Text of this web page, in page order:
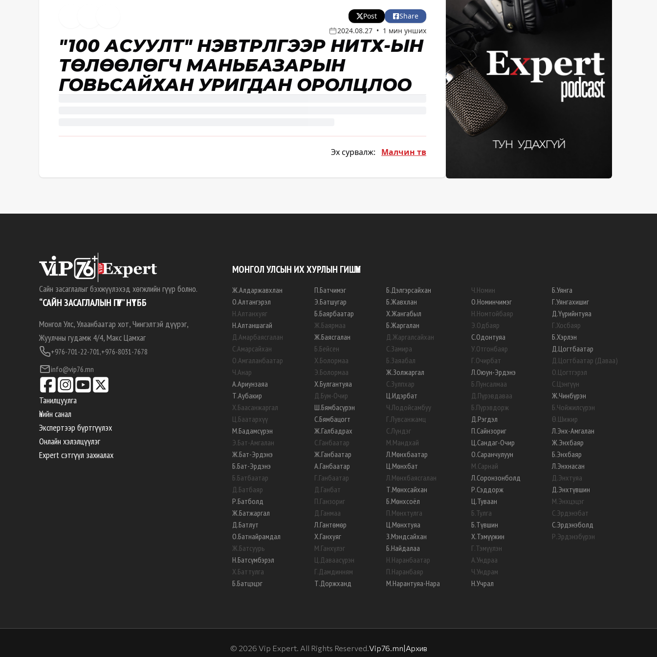
Post
Share
2024.08.27 • 1 мин унших
"100 АСУУЛТ" НЭВТРҮҮЛГЭЭР НИТХ-ЫН
ТӨЛӨӨЛӨГЧ МАНЬБАЗАРЫН
ГОВЬСАЙХАН УРИГДАН ОРОЛЦЛОО
Эх сурвалж: Малчин тв
Сайн засаглалыг бэхжүүлэхэд хөгжлийн гүүр болно.
“САЙН ЗАСАГЛАЛЫН ГҮҮР” НҮТББ
Монгол Улс, Улаанбаатар хот, Чингэлтэй дүүрэг,
Жуулчны гудамж 4/4, Макс Цамхаг
+976-701-22-701,+976-8031-7678
info@vip76.mn
Танилцуулга
Үнийн санал
Экспертээр бүртгүүлэх
Онлайн хэлэлцүүлэг
Expert сэтгүүл захиалах
МОНГОЛ УЛСЫН ИХ ХУРЛЫН ГИШҮҮН
Ж.Алдаржавхлан
О.Алтангэрэл
Н.Алтанхуяг
Н.Алтаншагай
Д.Амарбаясгалан
С.Амарсайхан
О.Амгаланбаатар
Ч.Анар
А.Ариунзаяа
Т.Аубакир
Х.Баасанжаргал
Ц.Баатархүү
М.Бадамсүрэн
Э.Бат-Амгалан
Ж.Бат-Эрдэнэ
Б.Бат-Эрдэнэ
Б.Батбаатар
Д.Батбаяр
Р.Батболд
Ж.Батжаргал
Д.Батлут
О.Батнайрамдал
Ж.Батсуурь
Н.Батсүмбэрэл
Х.Баттулга
Б.Батцэцэг
П.Батчимэг
Э.Батшугар
Б.Баярбаатар
Ж.Баярмаа
Ж.Баясгалан
Б.Бейсен
Х.Болормаа
Э.Болормаа
Х.Булгантуяа
Д.Бум-Очир
Ш.Бямбасүрэн
С.Бямбацогт
Ж.Галбадрах
С.Ганбаатар
Ж.Ганбаатар
А.Ганбаатар
Г.Ганбаатар
Д.Ганбат
П.Ганзориг
Д.Ганмаа
Л.Гантөмөр
Х.Ганхуяг
М.Ганхүлэг
Ц.Даваасүрэн
Г.Дамдинням
Т.Доржханд
Б.Дэлгэрсайхан
Б.Жавхлан
Х.Жангабыл
Б.Жаргалан
Д.Жаргалсайхан
С.Замира
Б.Заяабал
Ж.Золжаргал
С.Зулпхар
Ц.Идэрбат
Ч.Лодойсамбуу
Г.Лувсанжамц
С.Лүндэг
М.Мандхай
Л.Мөнхбаатар
Ц.Мөнхбат
Л.Мөнхбаясгалан
Т.Мөнхсайхан
Б.Мөнхсоёл
П.Мөнхтулга
Ц.Мөнхтуяа
З.Мэндсайхан
Б.Найдалаа
Н.Наранбаатар
П.Наранбаяр
М.Нарантуяа-Нара
Ч.Номин
О.Номинчимэг
Н.Номтойбаяр
Э.Одбаяр
С.Одонтуяа
У.Отгонбаяр
Г.Очирбат
Л.Оюун-Эрдэнэ
Б.Пунсалмаа
Д.Пүрэвдаваа
Б.Пүрэвдорж
Д.Рэгдэл
П.Сайнзориг
Ц.Сандаг-Очир
О.Саранчулуун
М.Сарнай
Л.Соронзонболд
Р.Сэддорж
Ц.Туваан
Б.Тулга
Б.Түвшин
Х.Тэмүүжин
Г.Тэмүүлэн
А.Ундраа
Ч.Ундрам
Н.Учрал
Б.Уянга
Г.Уянгахишиг
Д.Үүрийнтуяа
Г.Хосбаяр
Б.Хэрлэн
Д.Цогтбаатар
Д.Цогтбаатар (Даваа)
О.Цогтгэрэл
С.Цэнгүүн
Ж.Чинбүрэн
Б.Чойжилсүрэн
Ө.Шижир
Л.Энх-Амгалан
Ж.Энхбаяр
Б.Энхбаяр
Л.Энхнасан
Д.Энхтуяа
Д.Энхтүвшин
М.Энхцэцэг
С.Эрдэнэбат
С.Эрдэнэболд
Р.Эрдэнэбүрэн
© 2026 Vip Expert. All Rights Reserved.Vip76.mn Архив